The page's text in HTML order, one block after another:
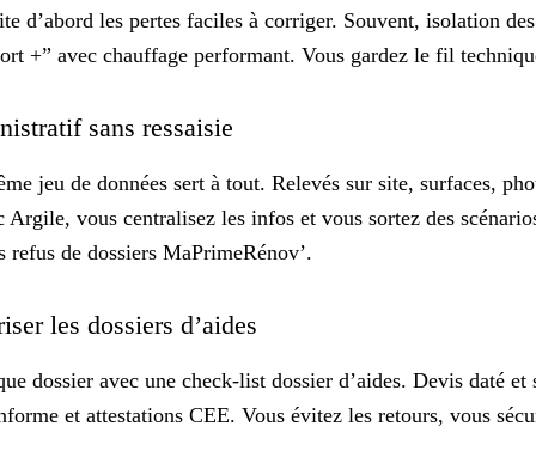
d’abord les pertes faciles à corriger. Souvent, isolation
+” avec chauffage performant. Vous gardez le fil
sans ressaisie
jeu de données sert à tout. Relevés sur site, surfaces,
vous centralisez les infos et vous sortez des
refus de dossiers MaPrimeRénov’.
les dossiers d’aides
dossier avec une check-list dossier d’aides. Devis daté et
et attestations CEE. Vous évitez les retours, vous